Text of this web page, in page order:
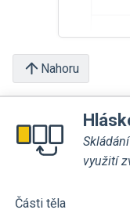
Nahoru
využití
Části těla